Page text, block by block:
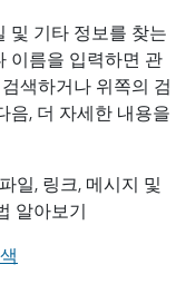
및 기타 정보를 찾는
이름을 입력하면 관
색하거나 위쪽의 검
음, 더 자세한 내용을
일, 링크, 메시지 및
알아보기